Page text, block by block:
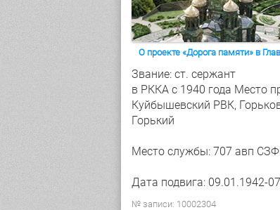
О проекте «Дорога памяти» в
Звание: ст. сержант
в РККА с 1940 года Место
Куйбышевский РВК,
Горький
Место службы: 707 авп СЗФ
Дата подвига: 09.01.1942-
№ записи: 10002304